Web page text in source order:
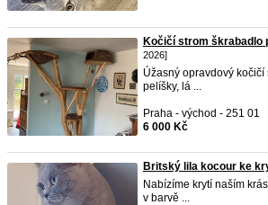
Kočičí strom škrabadlo
2026]
Úžasný opravdový kočičí
pelíšky, lá ...
Praha - východ - 251 01
6 000 Kč
Britský lila kocour ke
Nabízíme krytí naším
v barvě ...